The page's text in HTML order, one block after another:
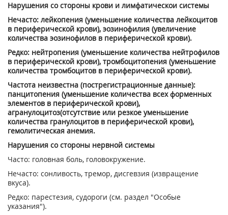
Нарушения со стороны крови и лимфатическои системы
Нечасто: лейкопения (уменьшение количества лейкоцитов
в периферической крови), эозинофилия (увеличение
количества эозинофилов в периферической крови).
Редко: нейтропения (уменьшение количества нейтрофилов
в периферической крови), тромбоцитопения (уменьшение
количества тромбоцитов в периферической крови).
Частота неизвестна (пострегистрационные данные):
панцитопения (уменьшение количества всех форменных
элементов в периферической крови),
агранулоцитоз(отсутствие или резкое уменьшение
количества гранулоцитов в периферической крови),
гемолитическая анемия.
Нарушения со стороны нервной системы
Часто: головная боль, головокружение.
Нечасто: сонливость, тремор, дисгевзия (извращение
вкуса).
Редко: парестезия, судороги (см. раздел "Особые
указания").